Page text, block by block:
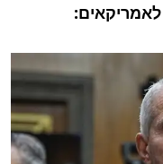
לאמריקאים: